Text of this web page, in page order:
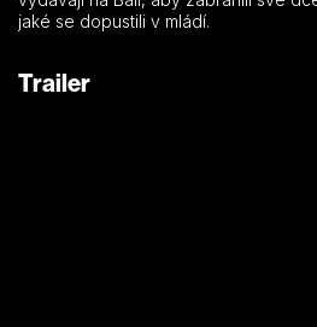
jaké se dopustili v mládí.
Trailer